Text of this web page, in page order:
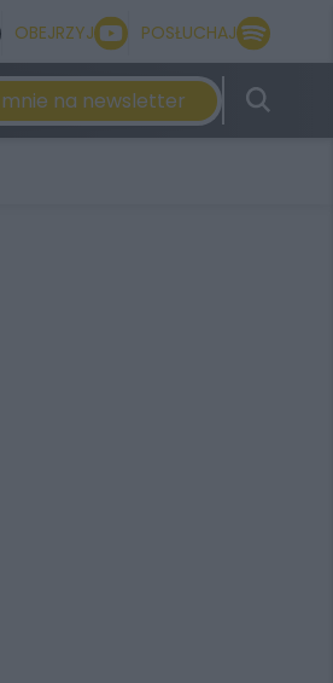
OBEJRZYJ POSŁUCHAJ
na newsletter